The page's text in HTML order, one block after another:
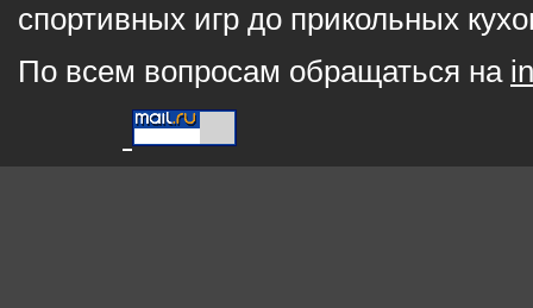
спортивных игр до прикольных
По всем вопросам обращаться на